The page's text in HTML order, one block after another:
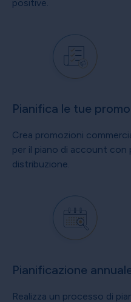
positive.
Pianifica le tue
Crea promozioni
per il piano di account con
distribuzione.
Pianificazione
Realizza un processo di